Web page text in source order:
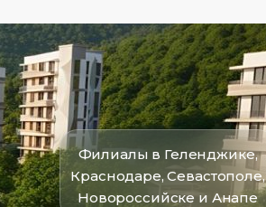
Филиалы в Геленджике,
Краснодаре, Севастополе,
Новороссийске и Анапе